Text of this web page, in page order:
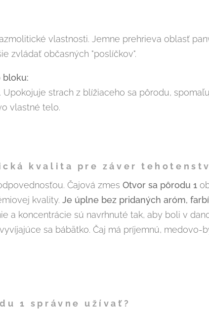
vlastnosti. Jemne prehrieva oblasť
zvládať občasných "poslíčkov".
bloku:
strach z blížiaceho sa pôrodu,
vlastné telo.
kvalita pre záver
Čajová zmes Otvor sa pôrodu 1
kvality. Je úplne bez pridaných aróm,
a koncentrácie sú navrhnuté tak, aby boli v
sa bábätko. Čaj má príjemnú, medovo-
1 správne užívať?